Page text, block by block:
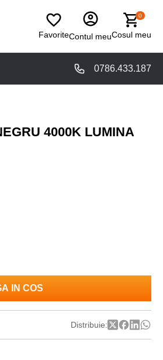
FavoriteContul meu
0
Cosul meu
0786.433.187
4000K LUMINA
IN COS
Distribuie: